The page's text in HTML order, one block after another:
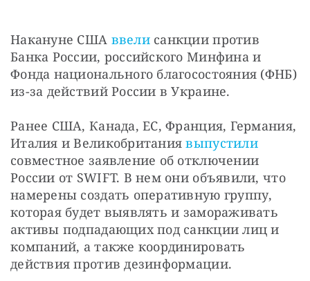
Накануне США ввели санкции против
Банка России, российского Минфина и
Фонда национального благосостояния (ФНБ)
из-за действий России в Украине.
Ранее США, Канада, ЕС, Франция, Германия,
Италия и Великобритания выпустили
совместное заявление об отключении
России от SWIFT. В нем они объявили, что
намерены создать оперативную группу,
которая будет выявлять и замораживать
активы подпадающих под санкции лиц и
компаний, а также координировать
действия против дезинформации.